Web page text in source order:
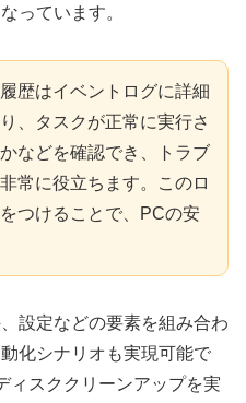
っています。
歴はイベントログに詳細
、タスクが正常に実行さ
などを確認でき、トラブ
常に役立ちます。このロ
つけることで、PCの安
設定などの要素を組み合わ
化シナリオも実現可能で
ィスククリーンアップを実